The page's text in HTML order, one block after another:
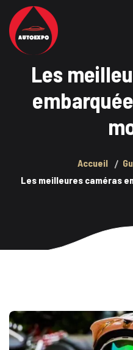
Les
Accueil
Les meilleures caméras